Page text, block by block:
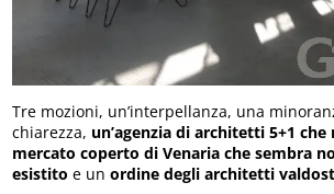
Tre mozioni, un’interpellanza, una
chiarezza, un’agenzia di architetti 5+1
mercato coperto di Venaria che sembra
esistito e unordine degli architetti